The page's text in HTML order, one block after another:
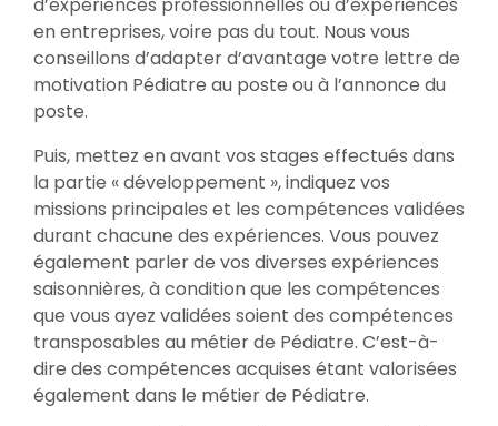
en entreprises, voire pas du tout. Nous vous
conseillons d’adapter d’avantage votre lettre de
motivation Pédiatre au poste ou à l’annonce du
poste.
Puis, mettez en avant vos stages effectués dans
la partie « développement », indiquez vos
missions principales et les compétences validées
durant chacune des expériences. Vous pouvez
également parler de vos diverses expériences
saisonnières, à condition que les compétences
que vous ayez validées soient des compétences
transposables au métier de Pédiatre. C’est-à-
dire des compétences acquises étant valorisées
également dans le métier de Pédiatre.